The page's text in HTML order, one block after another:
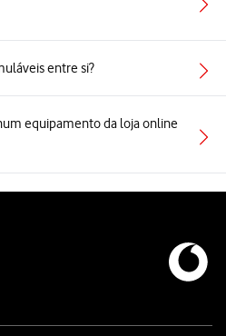
entre si?
equipamento da loja online